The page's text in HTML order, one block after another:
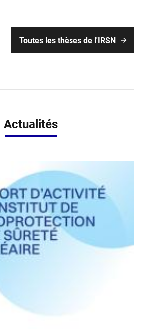
Toutes les thèses de l'IRSN
Actualités